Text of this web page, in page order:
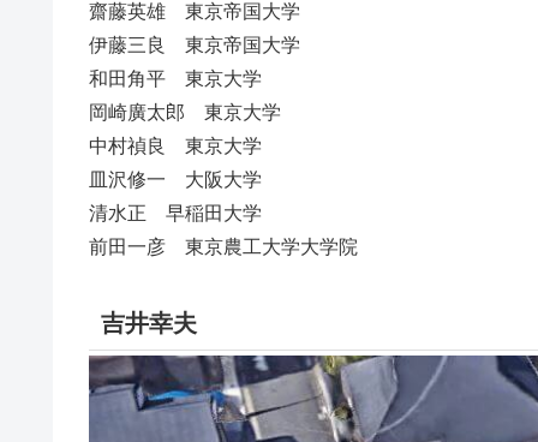
齋藤英雄 東京帝国大学
伊藤三良 東京帝国大学
和田角平 東京大学
岡崎廣太郎 東京大学
中村禎良 東京大学
皿沢修一 大阪大学
清水正 早稲田大学
前田一彦 東京農工大学大学院
吉井幸夫